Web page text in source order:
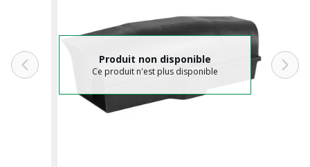
Produit non disponible
Ce produit n'est plus disponible